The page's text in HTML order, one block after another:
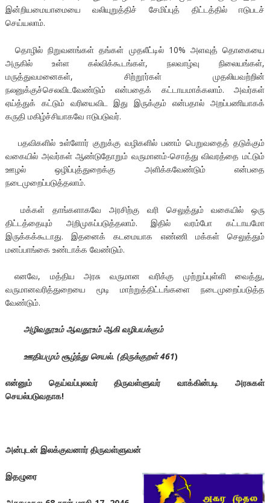
இன்றியமையாமையை வலியுறுத்திச் சேமிப்புத் திட்டத்தில் ஈடுபடச்
செய்யலாம்.
தொழில் நிறுவனங்கள் தங்கள் முதலீட்டில் 10% அளவுத் தொகையை
அருகில் உள்ள கல்விக்கூடங்கள், நலவாழ்வு நிலையங்கள்,
மருத்துவமனைகள், சிற்றூர்கள் முதலியவற்றின்
நலனுக்குச்செலவிடவேண்டும் என்பதைக் கட்டாயமாக்கலாம். அவர்கள்
ஏய்த்துக் கட்டும் வரியைவிட இது இருக்கும் என்பதால் அறப்பணியாகக்
கருதி மகிழ்ச்சியாகவே ஈடுபடுவர்.
பதவிகளில் உள்ளோர் குறுக்கு வழிகளில் பணம் பெறுவதைத் தடுக்கும்
வகையில் அவர்கள் ஆண்டுதோறும் வருமானம்-சொத்து விவரத்தை மட்டும்
ஊழல் ஒழிப்புத்துறைக்கு அளிக்கவேண்டும் என்பதை
நடைமுறைப்படுத்தலாம்.
மக்கள் தாங்களாகவே அரசிற்கு வரி செலுத்தும் வகையில் ஒரு
திட்டத்தையும் அறிமுகப்படுத்தலாம். இதில் வரம்போ கட்டாயமோ
இருக்கக்கூடாது. இதனைக் கடமையாக எண்ணி மக்கள் செலுத்தும்
மனப்பாங்கை உண்டாக்க வேண்டும்.
எனவே, மத்திய அரசு வருமான வரிக்கு முற்றுப்புள்ளி வைத்து,
வருமானவரித்துறையை மூடி மாற்றுத்திட்டங்களை நடைமுறைப்படுத்த
வேண்டும்.
அழிவதூஉம் ஆவதூஉம் ஆகி வழிபயக்கும்
ஊதியமும் சூழ்ந்து செயல். (திருக்குறள்461)
என்னும் தெய்வப்புலவர் திருவள்ளுவர் வாக்கின்படி அரசுகள்
செயல்படுவதாக!
அன்புடன் இலக்குவனார் திருவள்ளுவன்
இதழுரை